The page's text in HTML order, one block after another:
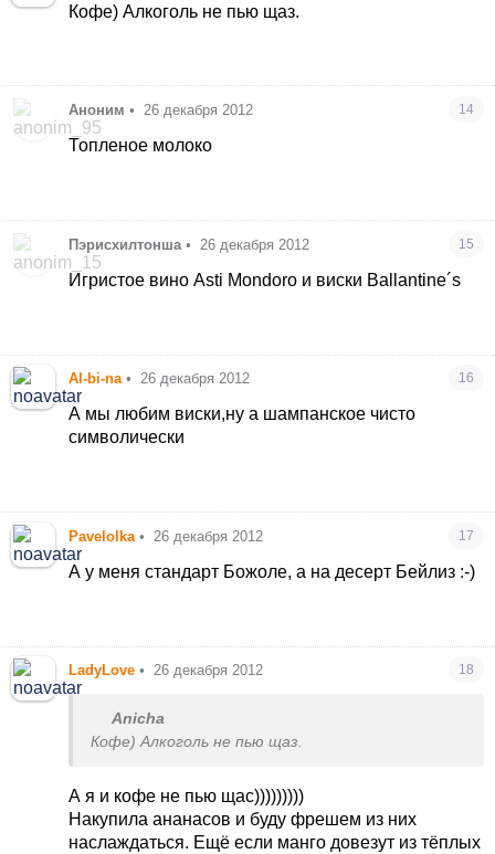
Кофе) Алкоголь не пью щаз.
Аноним • 26 декабря 2012 14
Топленое молоко
Пэрисхилтонша • 26 декабря 2012 15
Игристое вино Asti Mondoro и виски Ballantine´s
Al-bi-na • 26 декабря 2012 16
А мы любим виски,ну а шампанское чисто
символически
Pavelolka • 26 декабря 2012 17
А у меня стандарт Божоле, а на десерт Бейлиз :-)
LadyLovе • 26 декабря 2012 18
Anicha
Кофе) Алкоголь не пью щаз.
А я и кофе не пью щас)))))))))
Накупила ананасов и буду фрешем из них
наслаждаться. Ещё если манго довезут из тёплых